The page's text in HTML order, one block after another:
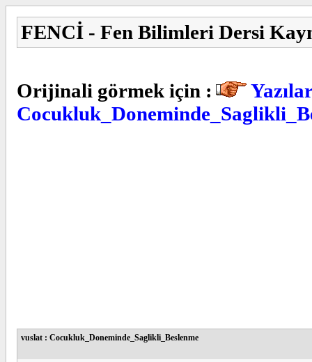
FENCİ - Fen Bilimleri Dersi
Orijinali görmek için :
vuslat : Cocukluk_Doneminde_Saglikli_Beslenme